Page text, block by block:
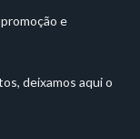
e
deixamos aqui o